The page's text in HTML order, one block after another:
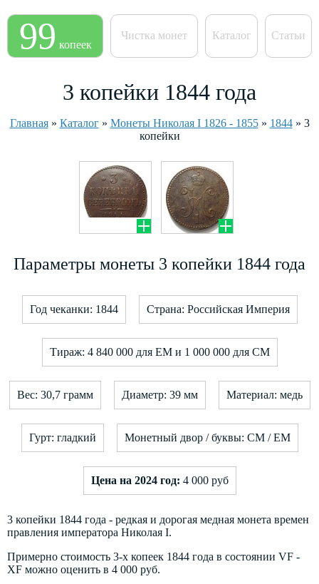
99 копеек
Чистка монет Каталог Статьи
3 копейки 1844 года
Главная» Каталог» Монеты Николая I 1826 - 1855» 1844» 3
копейки
Параметры монеты 3 копейки 1844 года
Год чеканки: 1844 Страна: Российская Империя
Тираж: 4 840 000 для ЕМ и 1 000 000 для СМ
Вес: 30,7 грамм Диаметр: 39 мм Материал: медь
Гурт: гладкий Монетный двор / буквы: СМ / ЕМ
Цена на 2024 год: 4 000 руб
3 копейки 1844 года - редкая и дорогая медная монета времен
правления императора Николая I.
Примерно стоимость 3-х копеек 1844 года в состоянии VF -
XF можно оценить в 4 000 руб.